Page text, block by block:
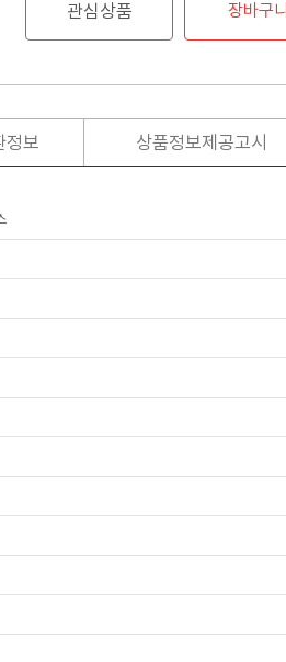
관심상품 장바구니
정보 상품정보제공고시